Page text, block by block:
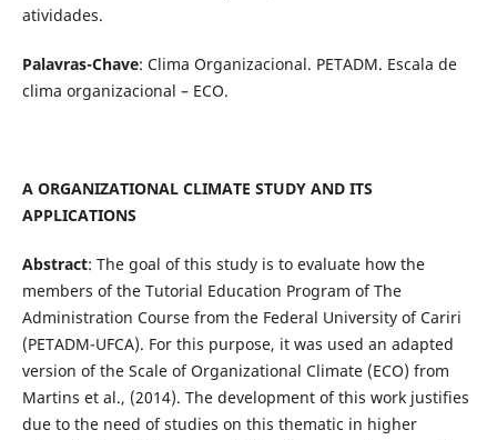
atividades.
Palavras-Chave: Clima Organizacional. PETADM. Escala de
clima organizacional – ECO.
A ORGANIZATIONAL CLIMATE STUDY AND ITS
APPLICATIONS
Abstract: The goal of this study is to evaluate how the
members of the Tutorial Education Program of The
Administration Course from the Federal University of Cariri
(PETADM-UFCA). For this purpose, it was used an adapted
version of the Scale of Organizational Climate (ECO) from
Martins et al., (2014). The development of this work justifies
due to the need of studies on this thematic in higher